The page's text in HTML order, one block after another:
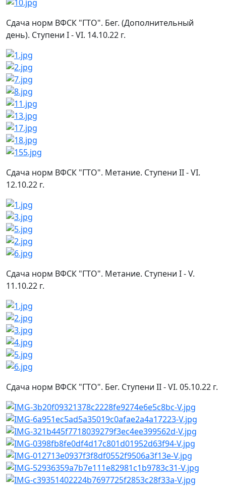
Сдача норм ВФСК "ГТО". Бег. (Дополнительный
день). Ступени I - VI. 14.10.22 г.
Сдача норм ВФСК "ГТО". Метание. Ступени II - VI.
12.10.22 г.
Сдача норм ВФСК "ГТО". Метание. Ступени I - V.
11.10.22 г.
Сдача норм ВФСК "ГТО". Бег. Ступени II - VI. 05.10.22 г.